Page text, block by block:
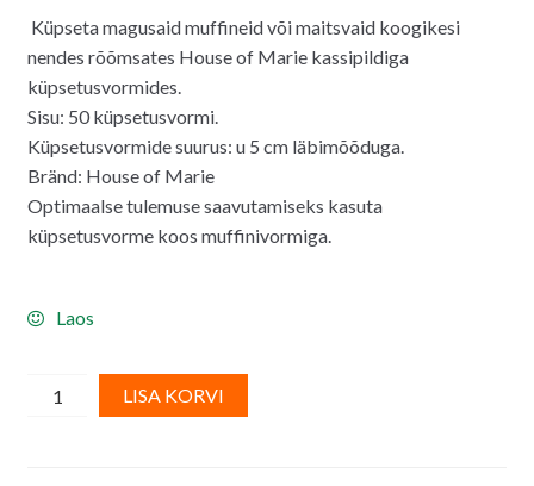
oli:
5.20€.
on:
4.50€.
Küpseta magusaid muffineid või maitsvaid koogikesi
nendes rõõmsates House of Marie kassipildiga
küpsetusvormides.
Sisu: 50 küpsetusvormi.
Küpsetusvormide suurus: u 5 cm läbimõõduga.
Bränd: House of Marie
Optimaalse tulemuse saavutamiseks kasuta
küpsetusvorme koos muffinivormiga.
Laos
Muffinivormid/
küpsetusvormid
LISA KORVI